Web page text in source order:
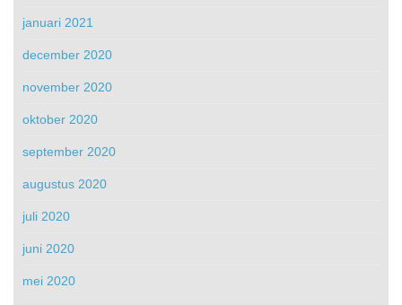
januari 2021
december 2020
november 2020
oktober 2020
september 2020
augustus 2020
juli 2020
juni 2020
mei 2020